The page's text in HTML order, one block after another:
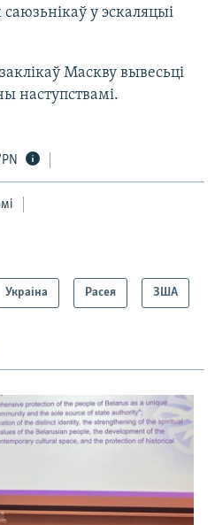
саюзьнікаў у эскаляцыі
Маскву вывесьці
наступствамі.
Украіна Расея ЗША